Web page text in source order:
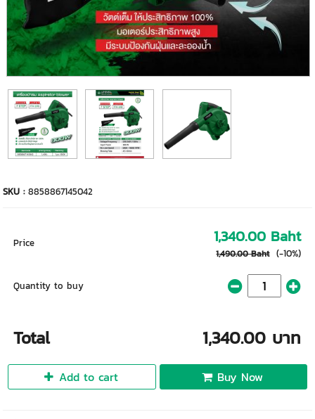
SKU :8858867145042
Price 1,340.00 Baht
1,490.00 Baht (-10%)
Quantity to buy
Total 1,340.00 บาท
Add to cart Buy Now